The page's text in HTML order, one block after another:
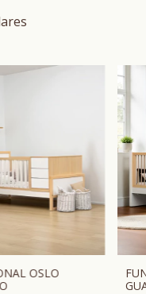
OSLO